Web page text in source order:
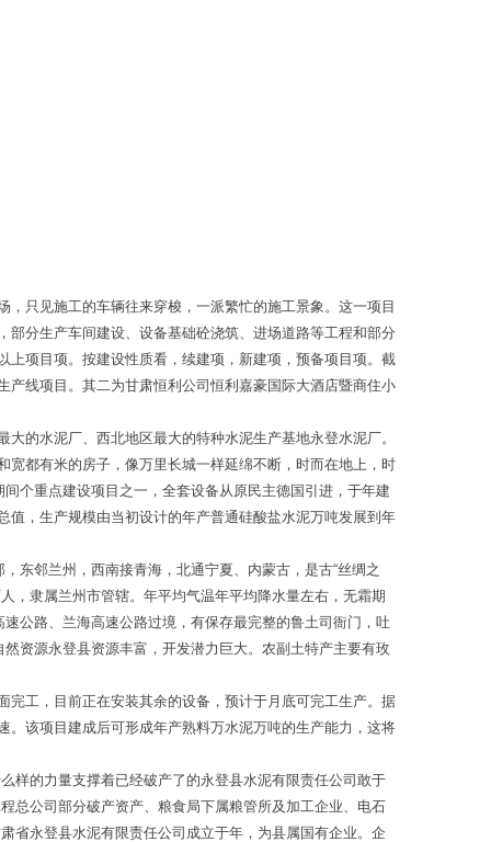
只见施工的车辆往来穿梭，一派繁忙的施工景象。这一项目
分生产车间建设、设备基础砼浇筑、进场道路等工程和部分
项目项。按建设性质看，续建项，新建项，预备项目项。截
线项目。其二为甘肃恒利公司恒利嘉豪国际大酒店暨商住小
的水泥厂、西北地区最大的特种水泥生产基地永登水泥厂。
都有米的房子，像万里长城一样延绵不断，时而在地上，时
个重点建设项目之一，全套设备从原民主德国引进，于年建
，生产规模由当初设计的年产普通硅酸盐水泥万吨发展到年
东邻兰州，西南接青海，北通宁夏、内蒙古，是古“丝绸之
，隶属兰州市管辖。年平均气温年平均降水量左右，无霜期
公路、兰海高速公路过境，有保存最完整的鲁土司衙门，吐
资源永登县资源丰富，开发潜力巨大。农副土特产主要有玫
工，目前正在安装其余的设备，预计于月底可完工生产。据
该项目建成后可形成年产熟料万水泥万吨的生产能力，这将
样的力量支撑着已经破产了的永登县水泥有限责任公司敢于
总公司部分破产资产、粮食局下属粮管所及加工企业、电石
省永登县水泥有限责任公司成立于年，为县属国有企业。企